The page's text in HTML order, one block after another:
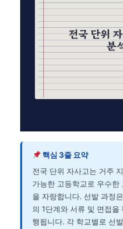
핵심 3줄 요약
전국 단위 자사고는 거주
가능한 고등학교로 우수한
을 자랑합니다. 선발 과정
의 1단계와 서류 및 면접을
행됩니다. 각 학교별로 선